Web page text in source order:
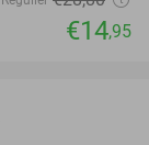
€14,95